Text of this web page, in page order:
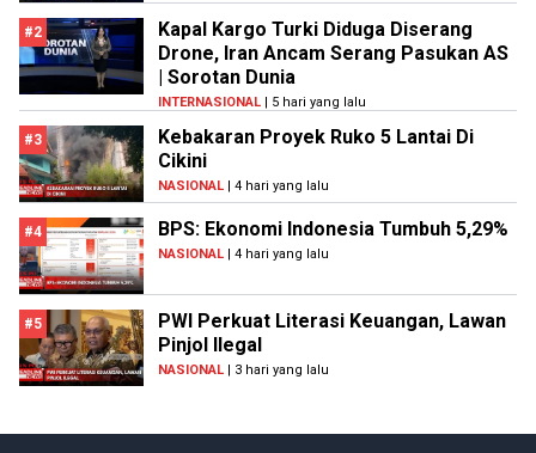
#2
Kapal Kargo Turki Diduga Diserang
Drone, Iran Ancam Serang Pasukan AS
| Sorotan Dunia
INTERNASIONAL | 5 hari yang lalu
#3
Kebakaran Proyek Ruko 5 Lantai Di
Cikini
NASIONAL | 4 hari yang lalu
#4 BPS: Ekonomi Indonesia Tumbuh 5,29%
NASIONAL | 4 hari yang lalu
#5
PWI Perkuat Literasi Keuangan, Lawan
Pinjol Ilegal
NASIONAL | 3 hari yang lalu